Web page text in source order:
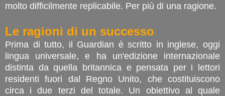
molto difficilmente replicabile. Per più di una ragione.
Le ragioni di un successo
Prima di tutto, il Guardian è scritto in inglese, oggi
lingua universale, e ha un'edizione internazionale
distinta da quella britannica e pensata per i lettori
residenti fuori dal Regno Unito, che costituiscono
circa i due terzi del totale. Un obiettivo al quale